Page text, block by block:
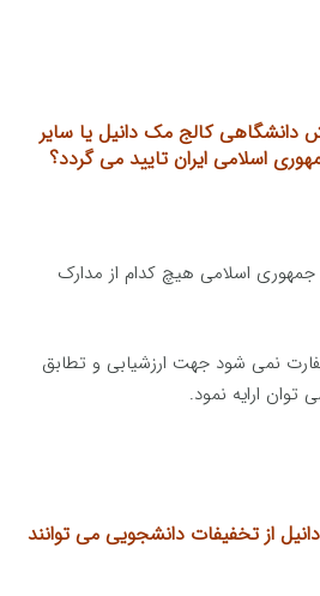
دانشگاهی کالج مک دانیل یا سایر
اسلامی ایران تایید می گردد؟
سفارت جمهوری اسلامی هیچ کدام از مدارک
نمی شود جهت ارزشیابی و تطابق
توان ارایه نمود.
از تخفیفات دانشجویی می توانند